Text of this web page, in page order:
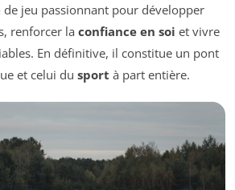
jeu passionnant pour développer
renforcer la confiance en soi et vivre
En définitive, il constitue un pont
et celui du sport à part entière.